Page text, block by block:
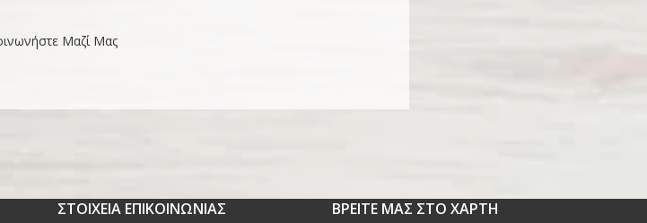
Μαζί Μας
ΣΤΟΙΧΕΙΑ ΕΠΙΚΟΙΝΩΝΙΑΣ ΒΡΕΙΤΕ ΜΑΣ ΣΤΟ ΧΑΡΤΗ